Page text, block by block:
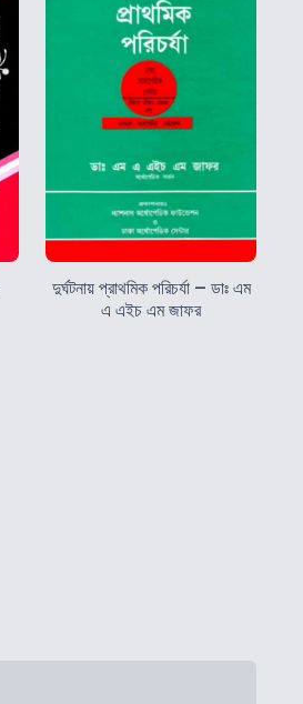
দুর্ঘটনায় প্রাথমিক পরিচর্যা – ডাঃ এম
এ এইচ এম জাফর